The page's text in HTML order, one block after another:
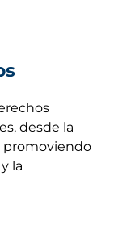
desde la
promoviendo
la